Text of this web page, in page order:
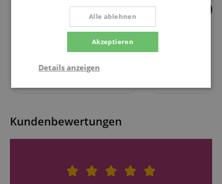
1
Universal Mikrowellen
Wandhalterung ausziehbar
12,99
Kundenbewertungen
Akzeptieren
Alle ablehnen
Details anzeigen
Statistik Marketing Funktional
Statistik-Cookies werden verwendet, um zu sehen,